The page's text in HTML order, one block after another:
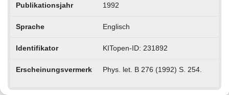
Publikationsjahr 1992
Sprache Englisch
Identifikator KITopen-ID: 231892
Erscheinungsvermerk Phys. let. B 276 (1992) S. 254.